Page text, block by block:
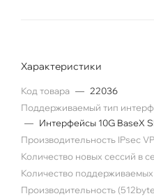
Характеристики
Код товара — 22036
Поддерживаемый тип
— Интерфейсы 10G BaseX
Производительность IPsec
Количество новых сессий в
Количество поддерживаемых
Производительность